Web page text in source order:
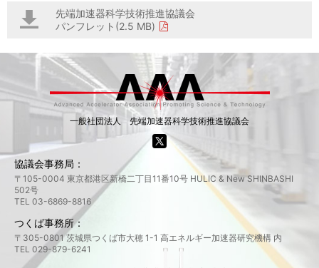
先端加速器科学技術推進協議会
パンフレット(2.5 MB)
一般社団法人 先端加速器科学技術推進協議会
協議会事務局：
〒105-0004 東京都港区新橋二丁目11番10号 HULIC & New SHINBASHI
502号
TEL 03-6869-8816
つくば事務所：
〒305-0801 茨城県つくば市大穂 1-1 高エネルギー加速器研究機構 内
TEL 029-879-6241